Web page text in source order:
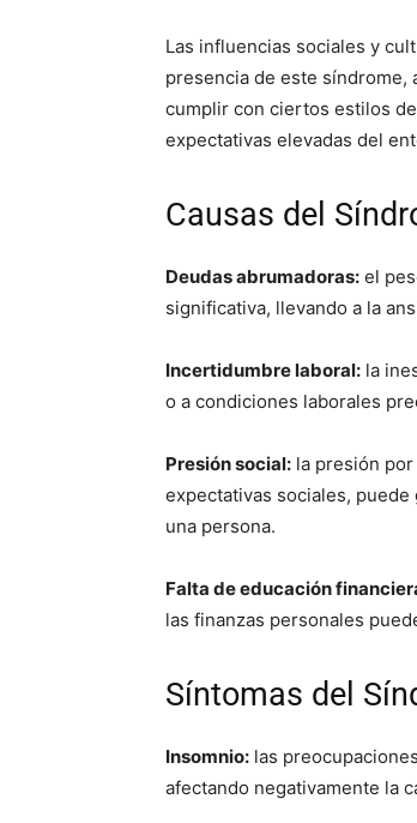
Las influencias sociales y
presencia de este síndrome,
cumplir con ciertos estilos de
expectativas elevadas del
Causas del
Deudas abrumadoras: el
significativa, llevando a la
Incertidumbre laboral: la
o a condiciones laborales
Presión social: la presión
expectativas sociales,
una persona.
Falta de educación
las finanzas personales
Síntomas del
Insomnio: las
afectando negativamente la